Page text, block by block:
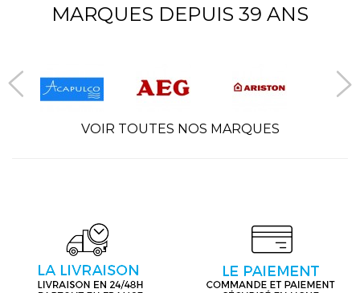
MARQUES DEPUIS 39 ANS
VOIR TOUTES NOS MARQUES